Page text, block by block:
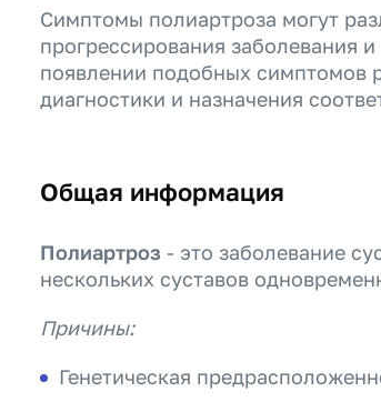
Симптомы полиартроза могут
прогрессирования заболевания
появлении подобных симптомов
диагностики и назначения
Общая информация
Полиартроз - это заболевание
нескольких суставов
Причины:
Генетическая